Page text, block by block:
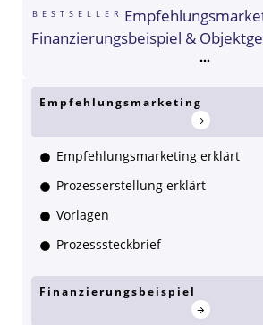
BESTSELLER
Finanzierungsbeispiel &
Empfehlungsmarketing
Empfehlungsmarketing erklärt
Prozesserstellung erklärt
Vorlagen
Prozesssteckbrief
Finanzierungsbeispiel